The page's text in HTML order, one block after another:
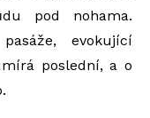
pod nohama.
evokující
poslední, a o